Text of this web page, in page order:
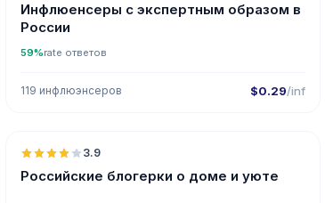
Инфлюенсеры с экспертным образом в
России
59%rate ответов
119 инфлюэнсеров $0.29/inf
3.9
Российские блогерки о доме и уюте